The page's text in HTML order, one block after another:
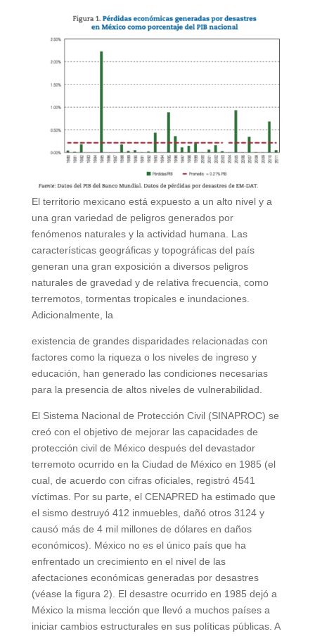
El territorio mexicano está expuesto a un alto nivel y a
una gran variedad de peligros generados por
fenómenos naturales y la actividad humana. Las
características geográficas y topográficas del país
generan una gran exposición a diversos peligros
naturales de gravedad y de relativa frecuencia, como
terremotos, tormentas tropicales e inundaciones.
Adicionalmente, la
existencia de grandes disparidades relacionadas con
factores como la riqueza o los niveles de ingreso y
educación, han generado las condiciones necesarias
para la presencia de altos niveles de vulnerabilidad.
El Sistema Nacional de Protección Civil (SINAPROC) se
creó con el objetivo de mejorar las capacidades de
protección civil de México después del devastador
terremoto ocurrido en la Ciudad de México en 1985 (el
cual, de acuerdo con cifras oficiales, registró 4541
víctimas. Por su parte, el CENAPRED ha estimado que
el sismo destruyó 412 inmuebles, dañó otros 3124 y
causó más de 4 mil millones de dólares en daños
económicos). México no es el único país que ha
enfrentado un crecimiento en el nivel de las
afectaciones económicas generadas por desastres
(véase la figura 2). El desastre ocurrido en 1985 dejó a
México la misma lección que llevó a muchos países a
iniciar cambios estructurales en sus políticas públicas. A